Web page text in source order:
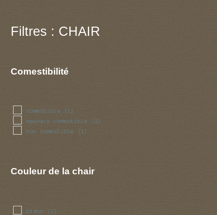
Filtres : CHAIR
Comestibilité
comestible (1)
mauvais comestible (2)
non comestible (1)
Couleur de la chair
blanc (3)